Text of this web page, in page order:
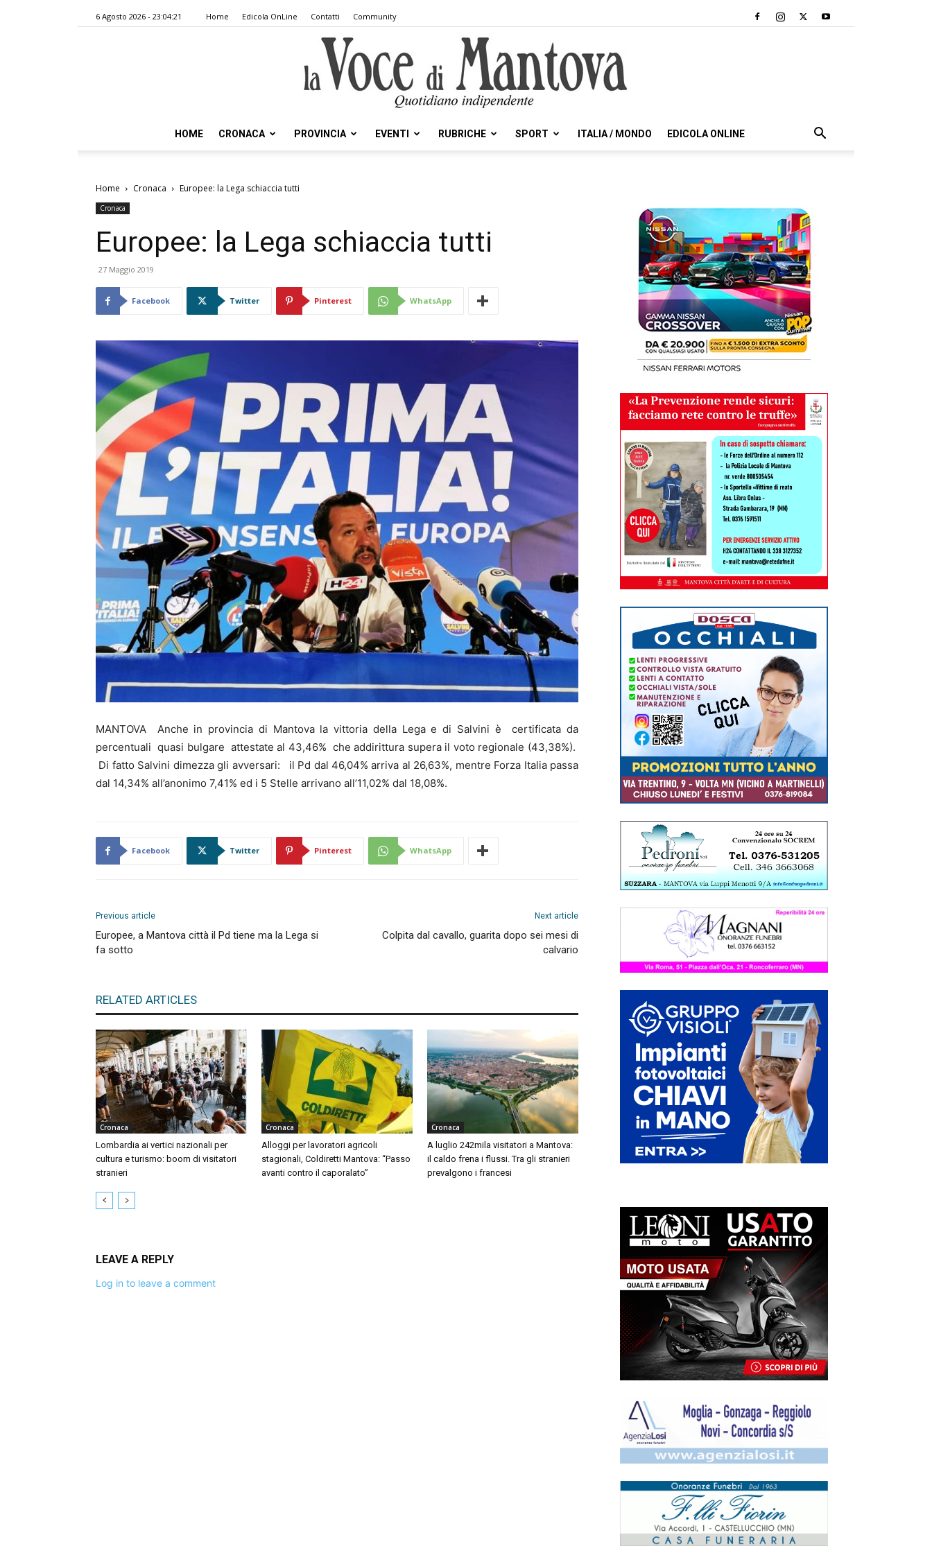
6 Agosto 2026 - 23:04:21 Home Edicola OnLine Contatti Community
Voce
HOME CRONACA PROVINCIA EVENTI RUBRICHE SPORT ITALIA / MONDO EDICOLA ONLINE
Home Cronaca Europee: la Lega schiaccia tutti
Cronaca
Europee: la Lega schiaccia tutti
27 Maggio 2019
Facebook Twitter Pinterest WhatsApp
MANTOVA Anche in provincia di Mantova la vittoria della Lega e di Salvini è certificata da
percentuali quasi bulgare attestate al 43,46% che addirittura supera il voto regionale (43,38%).
Di fatto Salvini dimezza gli avversari: il Pd dal 46,04% arriva al 26,63%, mentre Forza Italia passa
dal 14,34% all’anonimo 7,41% ed i 5 Stelle arrivano all’11,02% dal 18,08%.
Facebook Twitter Pinterest WhatsApp
Previous article
Europee, a Mantova città il Pd tiene ma la Lega si
fa sotto
Next article
Colpita dal cavallo, guarita dopo sei mesi di
calvario
RELATED ARTICLES
Cronaca
Lombardia ai vertici nazionali per
cultura e turismo: boom di visitatori
stranieri
Cronaca
Alloggi per lavoratori agricoli
stagionali, Coldiretti Mantova: “Passo
avanti contro il caporalato”
Cronaca
A luglio 242mila visitatori a Mantova:
il caldo frena i flussi. Tra gli stranieri
prevalgono i francesi
LEAVE A REPLY
Log in to leave a comment